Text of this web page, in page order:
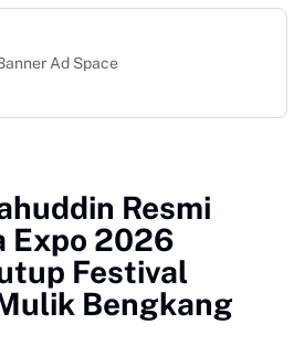
Ad Space
Resmi
Expo 2026
Festival
Bengkang